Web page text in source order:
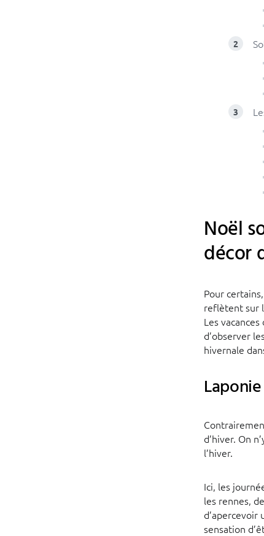
Noël
décor
Pour
reflètent sur
Les
d’observer
hivernale
Laponie
d’hiver. On
l’hiver.
Ici, les
les rennes,
d’apercevoir
sensation